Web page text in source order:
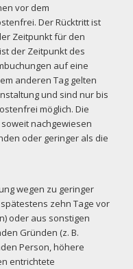
vor dem
Der Rücktritt ist
Zeitpunkt für den
der Zeitpunkt des
auf eine
anderen Tag gelten
und sind nur bis
möglich. Die
nachgewiesen
oder geringer als die
wegen zu geringer
zehn Tage vor
oder aus sonstigen
Gründen (z. B.
Person, höhere
entrichtete